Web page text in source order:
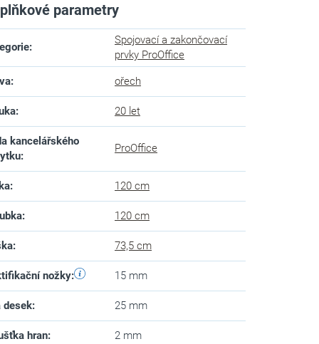
parametry
:
Spojovací a zakončovací
prvky ProOffice
: ořech
: 20 let
kancelářského
:
ProOffice
: 120 cm
: 120 cm
: 73,5 cm
nožky: 15 mm
desek: 25 mm
hran: 2 mm